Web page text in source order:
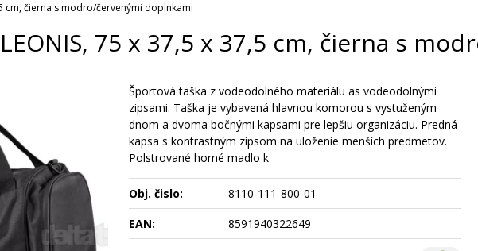
cm, čierna s modro/červenými doplnkami
LEONIS, 75 x 37,5 x 37,5 cm, čierna s
Športová taška z vodeodolného materiálu as vodeodolnými
zipsami. Taška je vybavená hlavnou komorou s vystuženým
dnom a dvoma bočnými kapsami pre lepšiu organizáciu. Predná
kapsa s kontrastným zipsom na uloženie menších predmetov.
Polstrované horné madlo k
Obj. čislo:
8110-111-800-01
EAN:
8591940322649